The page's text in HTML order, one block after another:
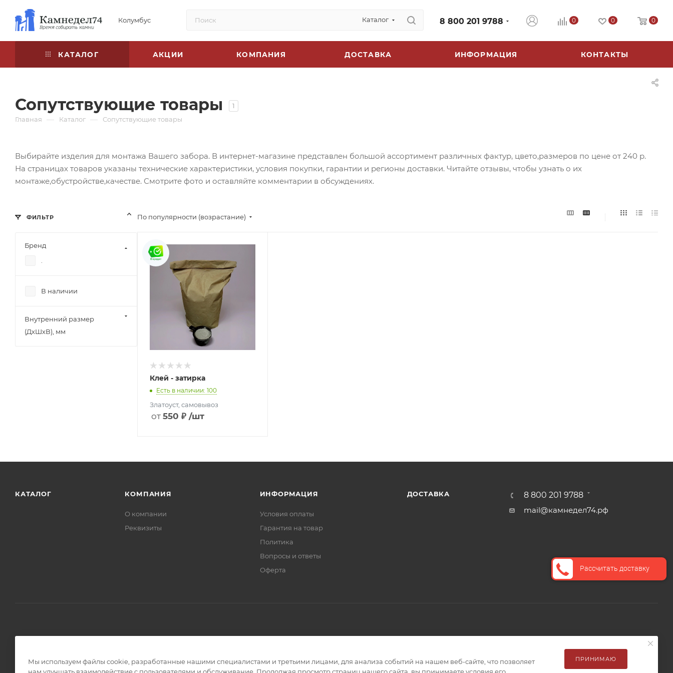
Колумбус Каталог 8 800 201 9788 0 0 0
КАТАЛОГ АКЦИИ КОМПАНИЯ ДОСТАВКА ИНФОРМАЦИЯ КОНТАКТЫ
Сопутствующие товары
1
Главная
— Каталог — Сопутствующие товары
Выбирайте изделия для монтажа Вашего забора. В интернет-магазине представлен большой ассортимент различных фактур, цвето,размеров по цене от 240 р.
На страницах товаров указаны технические характеристики, условия покупки, гарантии и регионы доставки. Читайте отзывы, чтобы узнать о их
монтаже,обустройстве,качестве. Смотрите фото и оставляйте комментарии в обсуждениях.
По популярности (возрастание)
Клей - затирка
Есть в наличии: 100
550 ₽ /шт
ФИЛЬТР
Бренд
В наличии
Внутренний размер
(ДхШхВ), мм
КАТАЛОГ КОМПАНИЯ
О компании
Реквизиты
ИНФОРМАЦИЯ
Условия оплаты
Гарантия на товар
Политика
Вопросы и ответы
Оферта
ДОСТАВКА
8 800 201 9788
mail@камнедел74.рф
2017 - 2026 © Камнедел74 - интернет-магазин
Рассчитать доставку
Мы используем файлы cookie, разработанные нашими специалистами и третьими лицами, для анализа событий на нашем веб-сайте, что позволяет
ПРИНИМАЮ